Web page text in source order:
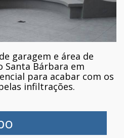
garagem e área de
Santa Bárbara em
para acabar com os
infiltrações.